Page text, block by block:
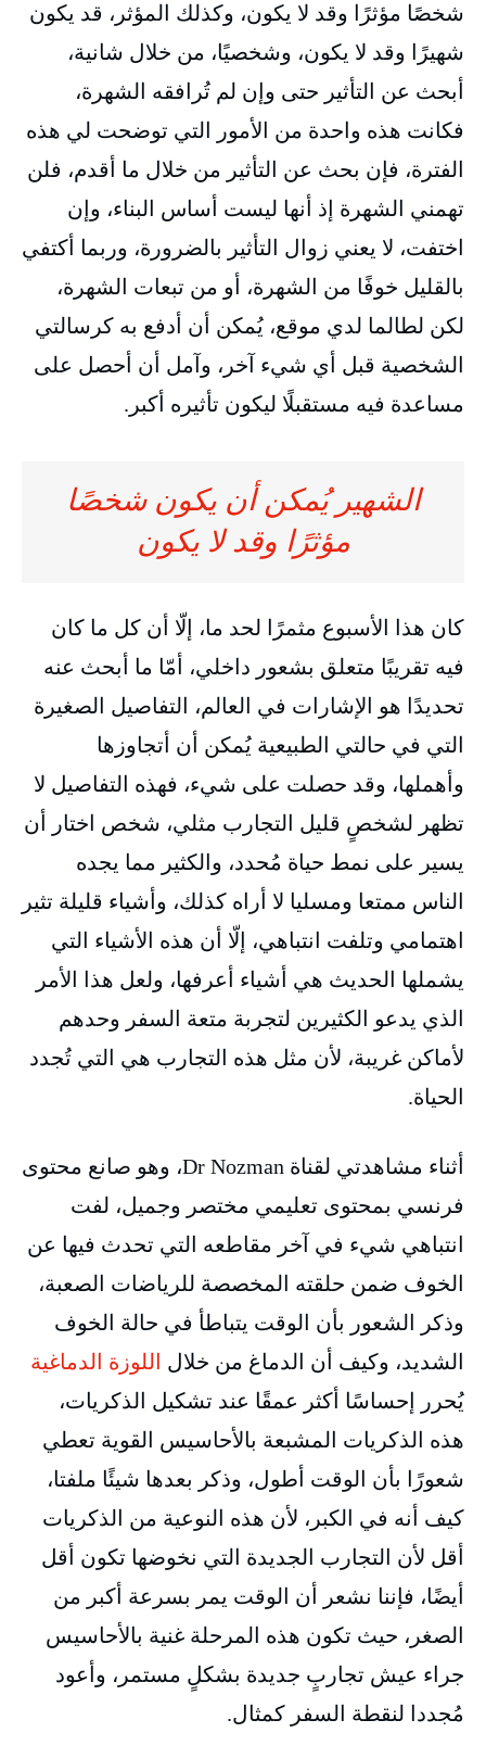
شخصًا مؤثرًا وقد لا يكون، وكذلك المؤثر، قد يكون
شهيرًا وقد لا يكون، وشخصيًا، من خلال شانية،
أبحث عن التأثير حتى وإن لم تُرافقه الشهرة،
فكانت هذه واحدة من الأمور التي توضحت لي هذه
الفترة، فإن بحث عن التأثير من خلال ما أقدم، فلن
تهمني الشهرة إذ أنها ليست أساس البناء، وإن
اختفت، لا يعني زوال التأثير بالضرورة، وربما أكتفي
بالقليل خوفًا من الشهرة، أو من تبعات الشهرة،
لكن لطالما لدي موقع، يُمكن أن أدفع به كرسالتي
الشخصية قبل أي شيء آخر، وآمل أن أحصل على
مساعدة فيه مستقبلًا ليكون تأثيره أكبر.
الشهير يُمكن أن يكون شخصًا
مؤثرًا وقد لا يكون
كان هذا الأسبوع مثمرًا لحد ما، إلّا أن كل ما كان
فيه تقريبًا متعلق بشعور داخلي، أمّا ما أبحث عنه
تحديدًا هو الإشارات في العالم، التفاصيل الصغيرة
التي في حالتي الطبيعية يُمكن أن أتجاوزها
وأهملها، وقد حصلت على شيء، فهذه التفاصيل لا
تظهر لشخصٍ قليل التجارب مثلي، شخص اختار أن
يسير على نمط حياة مُحدد، والكثير مما يجده
الناس ممتعا ومسليا لا أراه كذلك، وأشياء قليلة تثير
اهتمامي وتلفت انتباهي، إلّا أن هذه الأشياء التي
يشملها الحديث هي أشياء أعرفها، ولعل هذا الأمر
الذي يدعو الكثيرين لتجربة متعة السفر وحدهم
لأماكن غريبة، لأن مثل هذه التجارب هي التي تُجدد
الحياة.
أثناء مشاهدتي لقناة Dr Nozman، وهو صانع محتوى
فرنسي بمحتوى تعليمي مختصر وجميل، لفت
انتباهي شيء في آخر مقاطعه التي تحدث فيها عن
الخوف ضمن حلقته المخصصة للرياضات الصعبة،
وذكر الشعور بأن الوقت يتباطأ في حالة الخوف
الشديد، وكيف أن الدماغ من خلال اللوزة الدماغية
يُحرر إحساسًا أكثر عمقًا عند تشكيل الذكريات،
هذه الذكريات المشبعة بالأحاسيس القوية تعطي
شعورًا بأن الوقت أطول، وذكر بعدها شيئًا ملفتا،
كيف أنه في الكبر، لأن هذه النوعية من الذكريات
أقل لأن التجارب الجديدة التي نخوضها تكون أقل
أيضًا، فإننا نشعر أن الوقت يمر بسرعة أكبر من
الصغر، حيث تكون هذه المرحلة غنية بالأحاسيس
جراء عيش تجاربٍ جديدة بشكلٍ مستمر، وأعود
مُجددا لنقطة السفر كمثال.